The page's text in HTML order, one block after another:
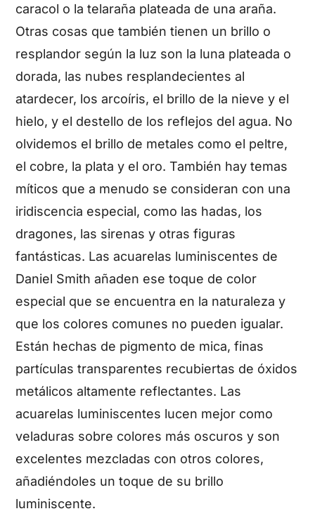
caracol o la telaraña plateada de una araña.
Otras cosas que también tienen un brillo o
resplandor según la luz son la luna plateada o
dorada, las nubes resplandecientes al
atardecer, los arcoíris, el brillo de la nieve y el
hielo, y el destello de los reflejos del agua. No
olvidemos el brillo de metales como el peltre,
el cobre, la plata y el oro. También hay temas
míticos que a menudo se consideran con una
iridiscencia especial, como las hadas, los
dragones, las sirenas y otras figuras
fantásticas. Las acuarelas luminiscentes de
Daniel Smith añaden ese toque de color
especial que se encuentra en la naturaleza y
que los colores comunes no pueden igualar.
Están hechas de pigmento de mica, finas
partículas transparentes recubiertas de óxidos
metálicos altamente reflectantes. Las
acuarelas luminiscentes lucen mejor como
veladuras sobre colores más oscuros y son
excelentes mezcladas con otros colores,
añadiéndoles un toque de su brillo
luminiscente.